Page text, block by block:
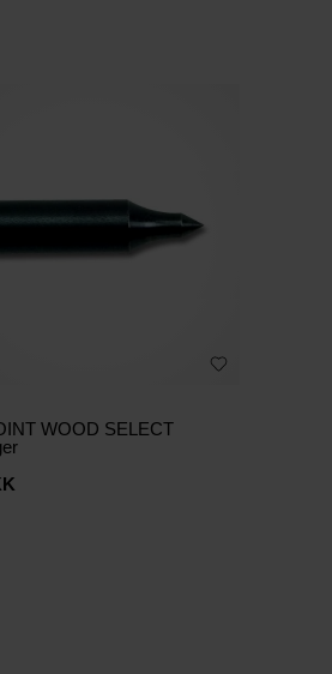
WOOD SELECT